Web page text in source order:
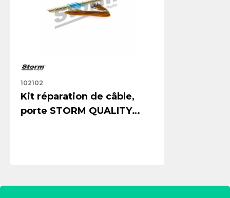
102102
Kit réparation de câble,
porte STORM QUALITY